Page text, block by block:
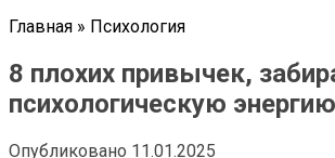
Главная » Психология
8 плохих привычек,
психологическую энергию
Опубликовано 11.01.2025